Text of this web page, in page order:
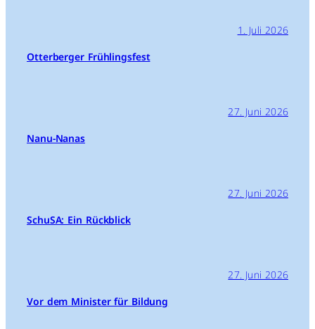
1. Juli 2026
Otterberger Frühlingsfest
27. Juni 2026
Nanu-Nanas
27. Juni 2026
SchuSA: Ein Rückblick
27. Juni 2026
Vor dem Minister für Bildung